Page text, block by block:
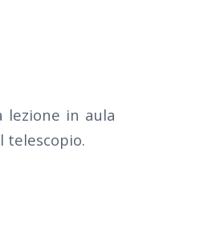
lezione in aula
telescopio.